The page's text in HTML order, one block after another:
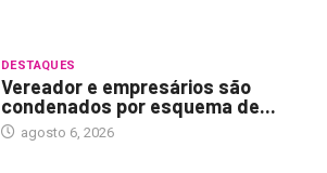
DESTAQUES
Vereador e empresários são
condenados por esquema de...
agosto 6, 2026